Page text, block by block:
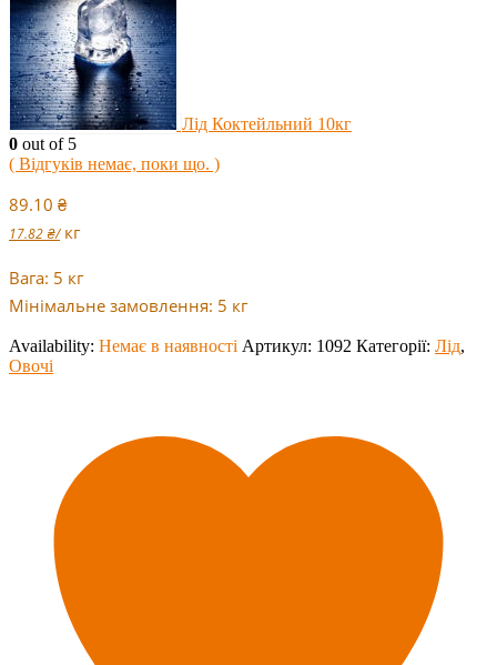
Лід Коктейльний 10кг
0 out of 5
( Відгуків немає, поки що. )
89.10 ₴
17.82₴/ кг
Вага: 5 кг
Мінімальне замовлення: 5 кг
Availability: Немає в наявності Артикул: 1092 Категорії: Лід,
Овочі